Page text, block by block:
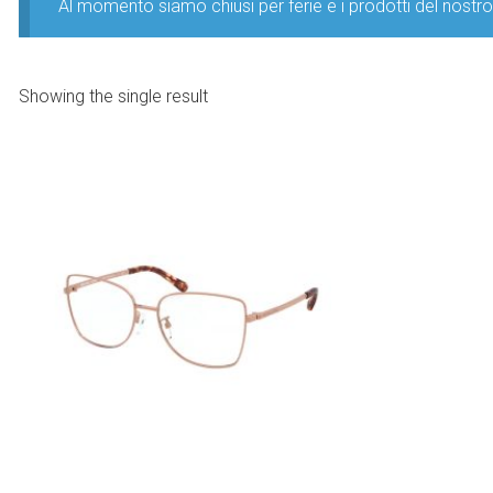
Al momento siamo chiusi per ferie e i prodotti del
Showing the single result